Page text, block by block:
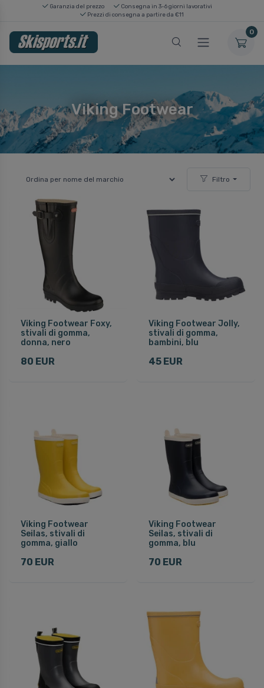
Garanzia del prezzo
Consegna in 3-6 giorni lavorativi
Prezzi di consegna a partire da €11
0
Viking Footwear
Filtro
Viking Footwear Foxy,
stivali di gomma,
donna, nero
80 EUR
Viking Footwear Jolly,
stivali di gomma,
bambini, blu
45 EUR
Viking Footwear
Seilas, stivali di
gomma, giallo
70 EUR
Viking Footwear
Seilas, stivali di
gomma, blu
70 EUR